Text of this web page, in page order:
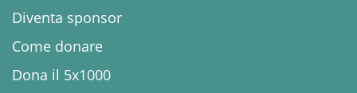
Diventa sponsor
Come donare
Dona il 5x1000